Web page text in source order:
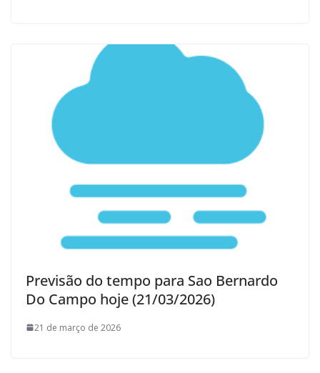
Previsão do tempo para Sao Bernardo
Do Campo hoje (21/03/2026)
21 de março de 2026